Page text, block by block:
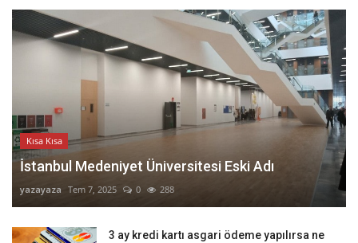
Kısa Kısa
İstanbul Medeniyet Üniversitesi Eski Adı
yazayaza Tem 7, 2025 0 288
3 ay kredi kartı asgari ödeme yapılırsa ne